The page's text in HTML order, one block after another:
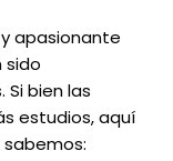
apasionante
sido
bien las
estudios, aquí